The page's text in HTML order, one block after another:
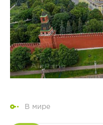
В мире